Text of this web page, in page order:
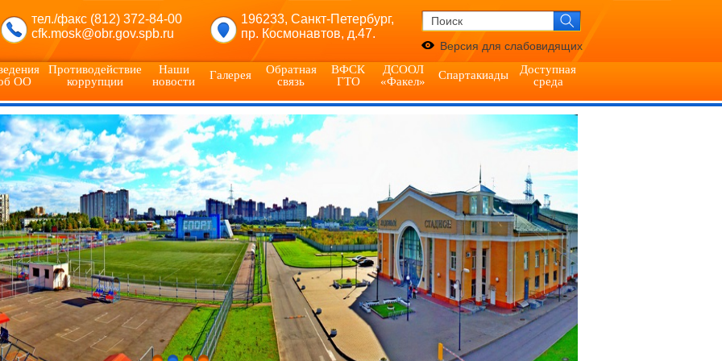
тел./факс (812) 372-84-00
cfk.mosk@obr.gov.spb.ru
196233, Санкт-Петербург,
пр. Космонавтов, д.47.
Версия для слабовидящих
ОО
Противодействие
коррупции
Наши
новости
Галерея
Обратная
связь
ВФСК
ГТО
ДСООЛ
«Факел»
Спартакиады
Доступная
среда